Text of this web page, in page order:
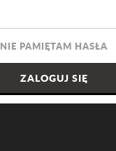
NIE PAMIĘTAM HASŁA